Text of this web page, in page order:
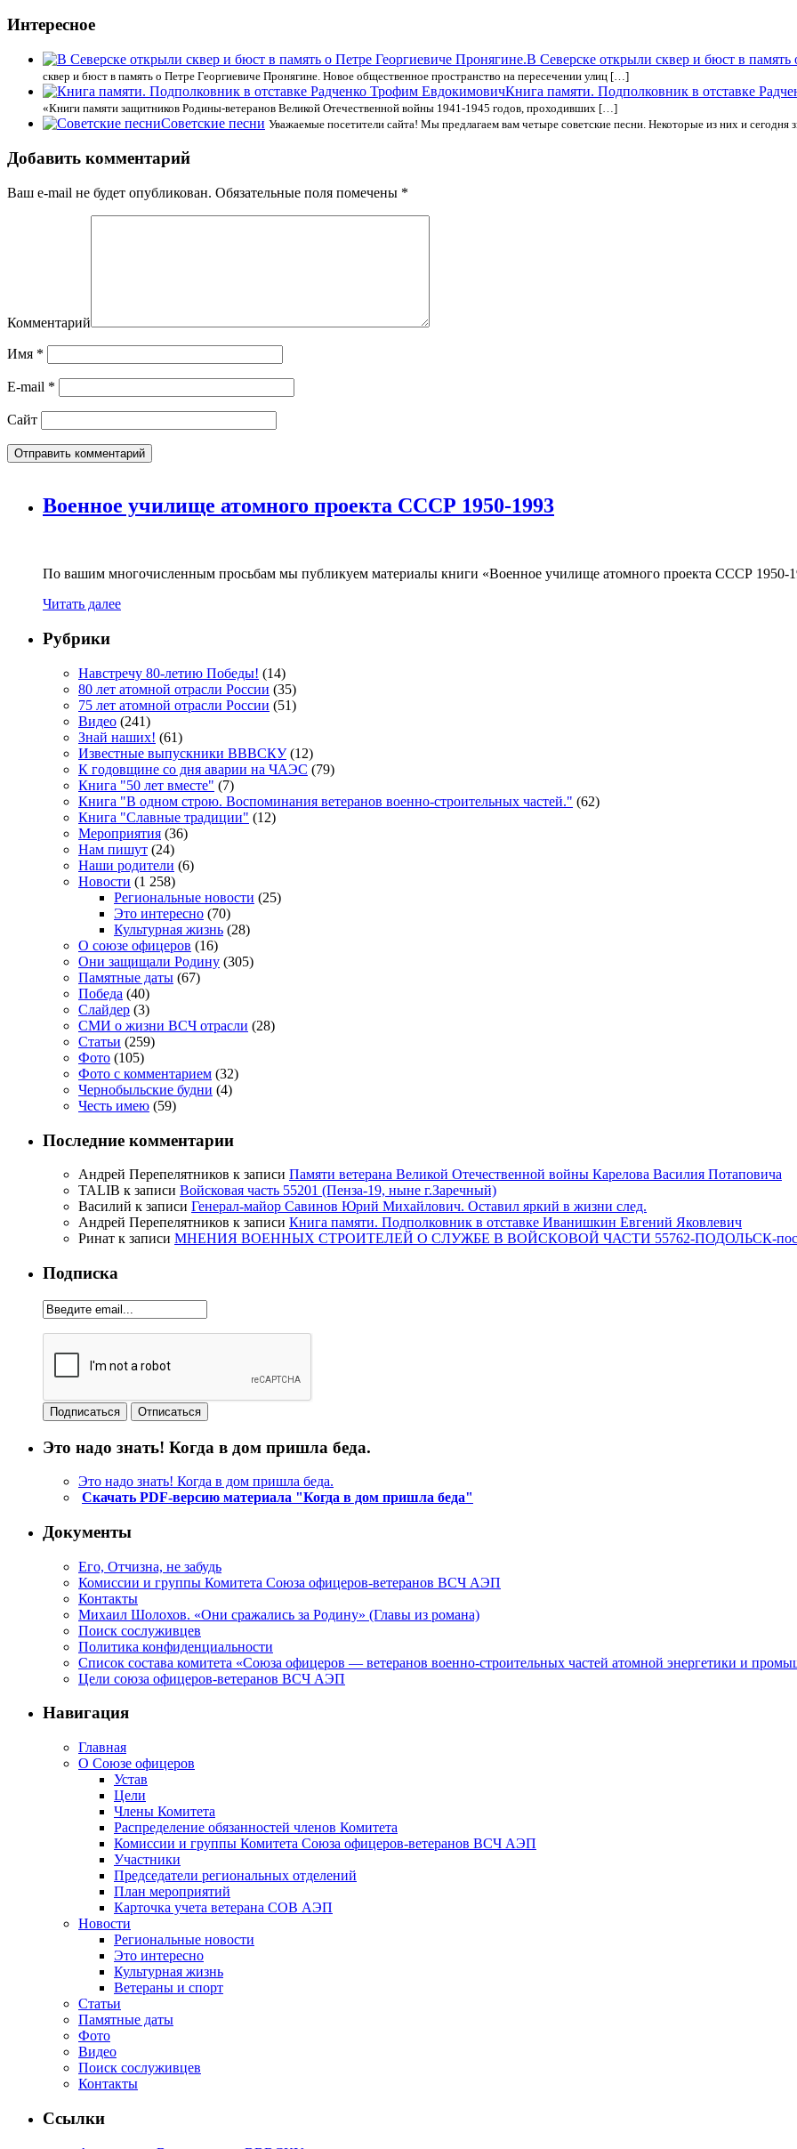
Интересное
В Северске открыли сквер и бюст в
сквер и бюст в память о Петре Георгиевиче Пронягине. Новое общественное пространство на пересечении улиц […]
Книга памяти. Подполковник в отставке
«Книги памяти защитников Родины-ветеранов Великой Отечественной войны 1941-1945 годов, проходивших […]
Советские песни Уважаемые посетители сайта! Мы предлагаем вам четыре советские песни. Некоторые из них и
Добавить комментарий
Ваш e-mail не будет опубликован. Обязательные поля помечены *
Комментарий
Имя *
E-mail *
Сайт
Военное училище атомного проекта СССР 1950-1993
По вашим многочисленным просьбам мы публикуем материалы книги «Военное училище атомного проекта СССР 1950-
Читать далее
Рубрики
Навстречу 80-летию Победы! (14)
80 лет атомной отрасли России (35)
75 лет атомной отрасли России (51)
Видео (241)
Знай наших! (61)
Известные выпускники ВВВСКУ(12)
К годовщине со дня аварии на ЧАЭС (79)
Книга "50 лет вместе" (7)
Книга "В одном строю. Воспоминания ветеранов военно-строительных частей." (62)
Книга "Славные традиции" (12)
Мероприятия (36)
Нам пишут (24)
Наши родители (6)
Новости (1 258)
Региональные новости (25)
Это интересно (70)
Культурная жизнь (28)
О союзе офицеров (16)
Они защищали Родину (305)
Памятные даты (67)
Победа (40)
Слайдер (3)
СМИ о жизни ВСЧ отрасли (28)
Статьи (259)
Фото (105)
Фото с комментарием (32)
Чернобыльские будни (4)
Честь имею (59)
Последние комментарии
Андрей Перепелятников к записи Памяти ветерана Великой Отечественной войны Карелова Василия Потаповича
TALIB к записи Войсковая часть 55201 (Пенза-19, ныне г.Заречный)
Василий к записи Генерал-майор Савинов Юрий Михайлович. Оставил яркий в жизни след.
Андрей Перепелятников к записи Книга памяти. Подполковник в отставке Иванишкин Евгений Яковлевич
Ринат к записи МНЕНИЯ ВОЕННЫХ СТРОИТЕЛЕЙ О СЛУЖБЕ В ВОЙСКОВОЙ ЧАСТИ 55762-ПОДОЛЬСК-
Подписка
Это надо знать! Когда в дом пришла беда.
Это надо знать! Когда в дом пришла беда.
Скачать PDF-версию материала "Когда в дом пришла беда"
Документы
Его, Отчизна, не забудь
Комиссии и группы Комитета Союза офицеров-ветеранов ВСЧ АЭП
Контакты
Михаил Шолохов. «Они сражались за Родину» (Главы из романа)
Поиск сослуживцев
Политика конфиденциальности
Список состава комитета «Союза офицеров — ветеранов военно-строительных частей атомной энергетики и
Цели союза офицеров-ветеранов ВСЧ АЭП
Навигация
Главная
О Союзе офицеров
Устав
Цели
Члены Комитета
Распределение обязанностей членов Комитета
Комиссии и группы Комитета Союза офицеров-ветеранов ВСЧ АЭП
Участники
Председатели региональных отделений
План мероприятий
Карточка учета ветерана CОВ АЭП
Новости
Региональные новости
Это интересно
Культурная жизнь
Ветераны и спорт
Статьи
Памятные даты
Фото
Видео
Поиск сослуживцев
Контакты
Ссылки